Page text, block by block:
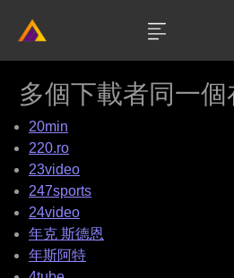
多個下載者同一
20min
220.ro
23video
247sports
24video
年克 斯德恩
年斯阿特